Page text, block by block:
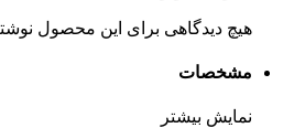
هیچ دیدگاهی برای این محصول
مشخصات
نمایش بیشتر